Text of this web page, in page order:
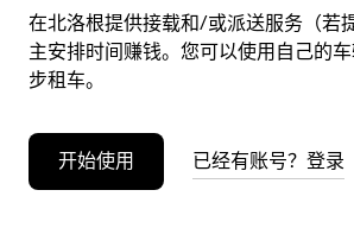
在北洛根提供接载和/或派送服务（若
主安排时间赚钱。您可以使用自己的
步租车。
开始使用 已经有账号？登录